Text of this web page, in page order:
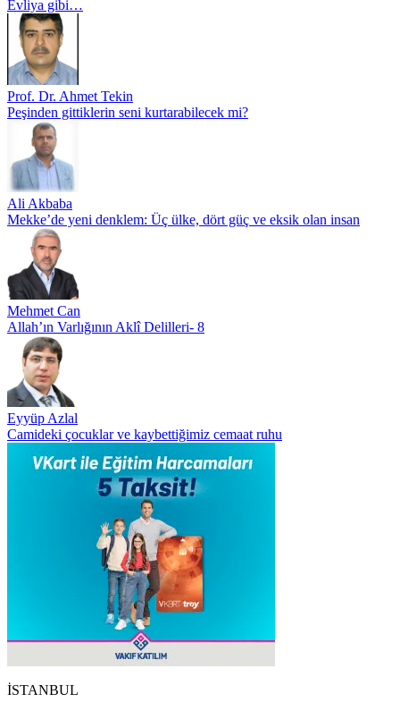
Evliya gibi…
Prof. Dr. Ahmet Tekin
Peşinden gittiklerin seni kurtarabilecek mi?
Ali Akbaba
Mekke’de yeni denklem: Üç ülke, dört güç ve eksik olan insan
Mehmet Can
Allah’ın Varlığının Aklî Delilleri- 8
Eyyüp Azlal
Camideki çocuklar ve kaybettiğimiz cemaat ruhu
İSTANBUL